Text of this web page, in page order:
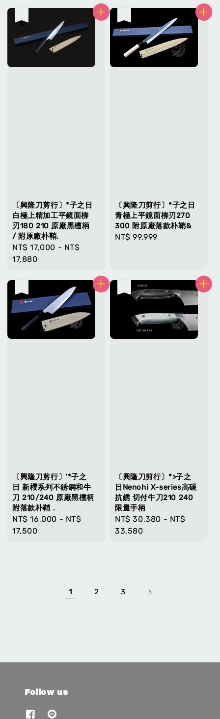
〔興隆刀剪行〕*子之日
白極上精加工平鏡面柳
刃180 210 原廠黑檀柄
/ 附原廠朴鞘.
Regular
price
NT$ 17,000 - NT$
17,880
〔興隆刀剪行〕*子之日
青極上平鏡面柳刃270
300 附原廠落款朴鞘&
Regular
NT$ 99,999
〔興隆刀剪行〕'*子之
日 新櫻系列不銹鋼和牛
刀 210/240 原廠黑檀柄
附落款朴鞘 .
Regular
price
NT$ 16,000 - NT$
17,500
〔興隆刀剪行〕*>子之
日Nenohi X-series高碳
抗銹 切付牛刀210 240
限量手柄
Regular
price
NT$ 30,380 - NT$
33,580
1 2 3
Follow us